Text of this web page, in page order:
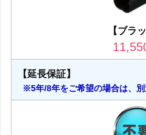
【ブラ
【延長保証】
※5年/8年をご希望の場合は、別